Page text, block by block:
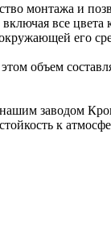
монтажа и
все
его
объем
заводом
к